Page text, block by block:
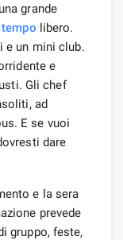
grande
tempo libero.
e un mini club.
e
Gli chef
ad
E se vuoi
dare
e la sera
prevede
gruppo, feste,